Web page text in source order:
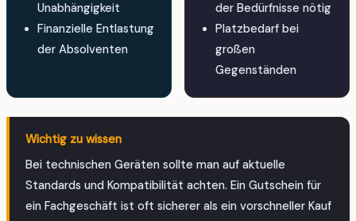
Unabhängigkeit
Finanzielle Entlastung
der Absolventen
der Bedürfnisse nötig
Platzbedarf bei
großen
Gegenständen
Wichtig zu wissen
Bei technischen Geräten sollte man auf aktuelle
Standards und Kompatibilität achten. Ein Gutschein für
ein Fachgeschäft ist oft sicherer als ein vorschneller Kauf